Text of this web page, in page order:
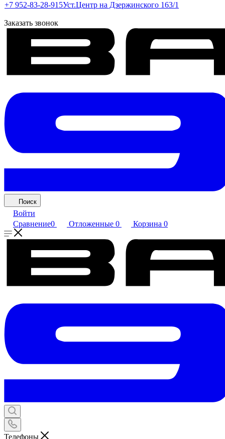
+7 952-83-28-915Уст.Центр на Дзержинского 163/1
Заказать звонок
Поиск
Войти
Сравнение0 Отложенные 0 Корзина 0
Телефоны